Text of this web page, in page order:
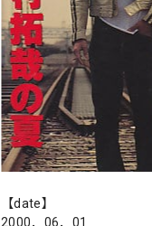
【date】
2000．06．01